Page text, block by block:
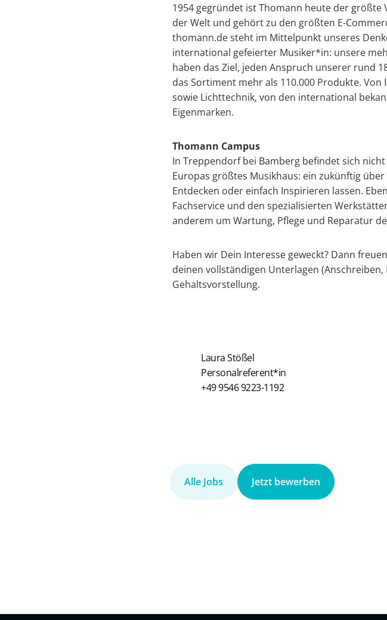
1954 gegründet ist Thomann heute der
der Welt und gehört zu den größten E-
thomann.de steht im Mittelpunkt unseres
international gefeierter Musiker*in: unsere
haben das Ziel, jeden Anspruch unserer rund
das Sortiment mehr als 110.000 Produkte.
sowie Lichttechnik, von den international
Eigenmarken.
Thomann Campus
In Treppendorf bei Bamberg befindet sich
Europas größtes Musikhaus: ein zukünftig
Entdecken oder einfach Inspirieren lassen.
Fachservice und den spezialisierten
anderem um Wartung, Pflege und Reparatur
Haben wir Dein Interesse geweckt? Dann
deinen vollständigen Unterlagen
Gehaltsvorstellung.
Laura Stößel
Personalreferent*in
+49 9546 9223-1192
Alle Jobs Jetzt bewerben